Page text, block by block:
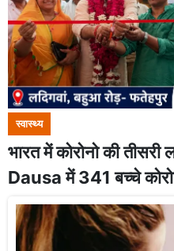
स्वास्थ्य
भारत में कोरोनो की
Dausa में 341 बच्चे